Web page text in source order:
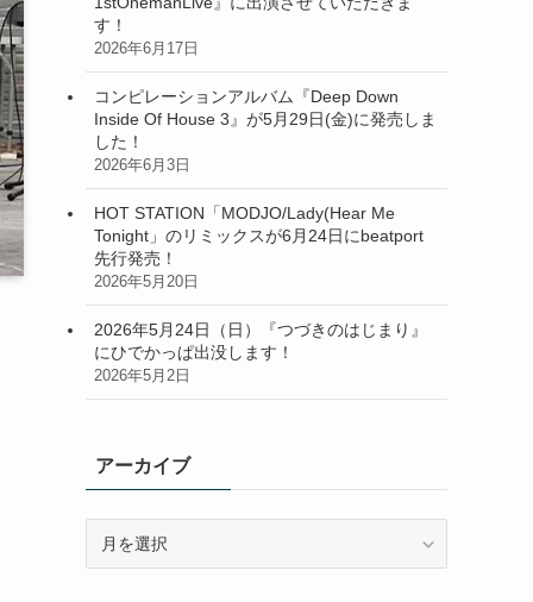
す！
2026年6月17日
コンピレーションアルバム『Deep Down
Inside Of House 3』が5月29日(金)に発売しま
した！
2026年6月3日
HOT STATION「MODJO/Lady(Hear Me
Tonight」のリミックスが6月24日にbeatport
先行発売！
2026年5月20日
2026年5月24日（日）『つづきのはじまり』
にひでかっぱ出没します！
2026年5月2日
アーカイブ